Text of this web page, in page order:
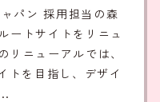
パン 採用担当の森
トサイトをリニュ
ニューアルでは、
トを目指し、デザイ